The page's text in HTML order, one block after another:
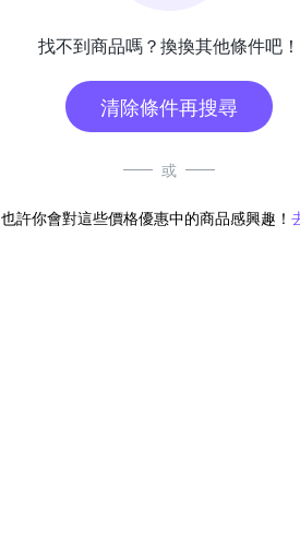
找不到商品嗎？換換其他條件吧！
清除條件再搜尋
或
也許你會對這些價格優惠中的商品感興趣！